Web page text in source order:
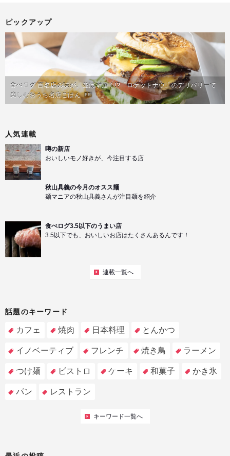
ピックアップ
食べログ 百名店の味が、並ばず届く!?「ロケットナウ」のデリバリーで
楽しむおうち名店ごはん PR
人気連載
噂の新店
おいしいモノ好きが、今注目する店
秋山具義の今月のオスス麺
麺マニアの秋山具義さんが注目麺を紹介
食べログ3.5以下のうまい店
3.5以下でも、おいしいお店はたくさんあるんです！
連載一覧へ
話題のキーワード
カフェ 焼肉 日本料理 とんかつ
イノベーティブ フレンチ 焼き鳥 ラーメン
つけ麺 ビストロ ケーキ 和菓子 かき氷
パン レストラン
キーワード一覧へ